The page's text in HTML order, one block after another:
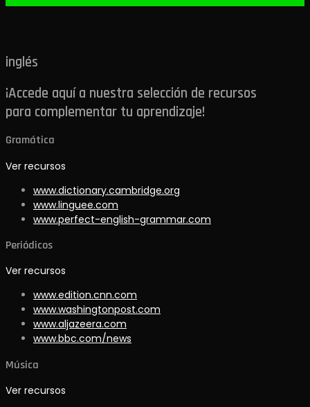
inglés
¡Accede aquí a nuestra selección de recursos
para complementar tu aprendizaje!
Gramática
Ver recursos
www.dictionary.cambridge.org
www.linguee.com
www.perfect-english-grammar.com
Periódicos
Ver recursos
www.edition.cnn.com
www.washingtonpost.com
www.aljazeera.com
www.bbc.com/news
Música
Ver recursos